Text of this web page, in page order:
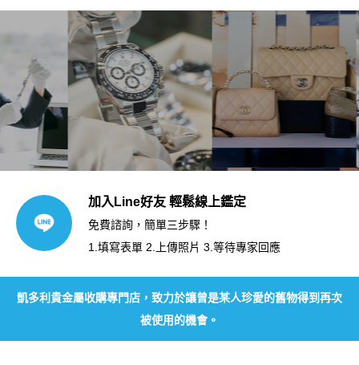
加入Line好友 輕鬆線上鑑定
免費諮詢，簡單三步驟！
1.填寫表單 2.上傳照片 3.等待專家回應
凱多利貴金屬收購專門店，致力於讓曾是某人珍愛的舊物得到再次
被使用的機會。